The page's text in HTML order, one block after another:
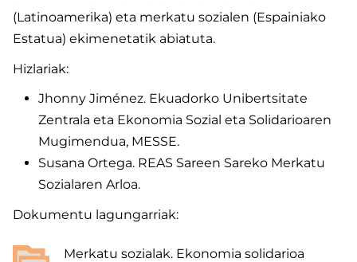
(Latinoamerika) eta merkatu sozialen (Espainiako
Estatua) ekimenetatik abiatuta.
Hizlariak:
Jhonny Jiménez. Ekuadorko Unibertsitate
Zentrala eta Ekonomia Sozial eta Solidarioaren
Mugimendua, MESSE.
Susana Ortega. REAS Sareen Sareko Merkatu
Sozialaren Arloa.
Dokumentu lagungarriak:
Merkatu sozialak. Ekonomia solidarioa